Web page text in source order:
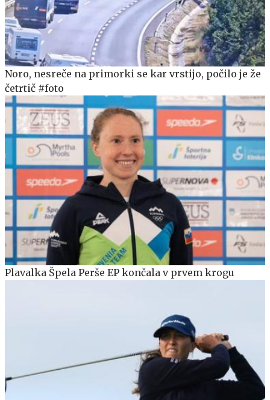
Noro, nesreče na primorki se kar vrstijo, počilo je že
četrtič #foto
Plavalka Špela Perše EP končala v prvem krogu